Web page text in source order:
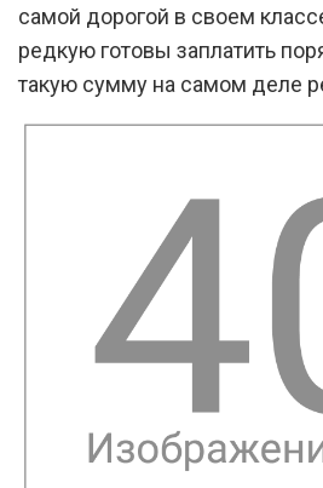
самой дорогой в своем
редкую готовы заплатить
такую сумму на самом деле